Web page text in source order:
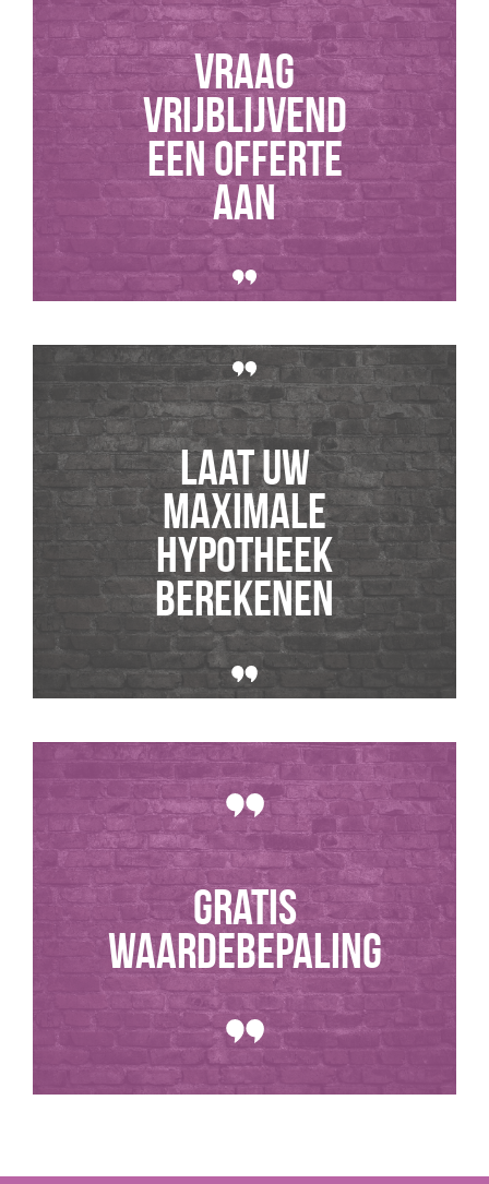
Vraag
vrijblijvend
een offerte
aan
Laat uw
maximale
hypotheek
berekenen
GRATIS
WAARDEBEPALING